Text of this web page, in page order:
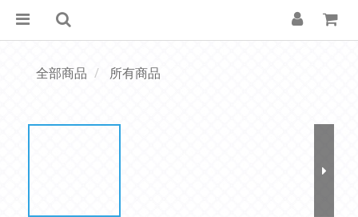
全部商品 所有商品